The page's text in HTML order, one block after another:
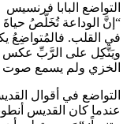
التواضع البابا فرنسيس
“إنَّ الوداعة تُخَلّصُ حياةَ
في القلب. فالمُتواضِعُ
ويَتَّكِل على الرَّبِّ عكس
الخزي ولم يسمع صوت
التواضع في أقوال القديس
عندما كان القديس